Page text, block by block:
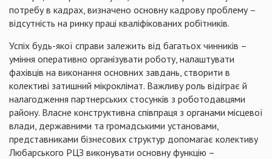
потребу в кадрах, визначено основну кадрову проблему –
відсутність на ринку праці кваліфікованих робітників.
Успіх будь-якої справи залежить від багатьох чинників –
уміння оперативно організувати роботу, налаштувати
фахівців на виконання основних завдань, створити в
колективі затишний мікроклімат. Важливу роль відіграє й
налагодження партнерських стосунків з роботодавцями
району. Власне конструктивна співпраця з органами місцевої
влади, державними та громадськими установами,
представниками бізнесових структур допомагає колективу
Любарського РЦЗ виконувати основну функцію –